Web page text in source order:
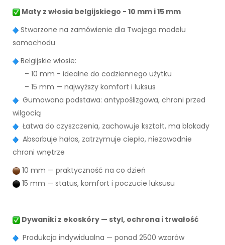
Maty z włosia belgijskiego - 10 mm i 15 mm
Stworzone na zamówienie dla Twojego modelu
samochodu
Belgijskie włosie:
– 10 mm - idealne do codziennego użytku
– 15 mm — najwyższy komfort i luksus
Gumowana podstawa: antypoślizgowa, chroni przed
wilgocią
Łatwa do czyszczenia, zachowuje kształt, ma blokady
Absorbuje hałas, zatrzymuje ciepło, niezawodnie
chroni wnętrze
10 mm — praktyczność na co dzień
15 mm — status, komfort i poczucie luksusu
Dywaniki z ekoskóry — styl, ochrona i trwałość
Produkcja indywidualna — ponad 2500 wzorów